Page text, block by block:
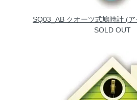
SQ03_AB クオーツ式鳩時計 (
SOLD OUT